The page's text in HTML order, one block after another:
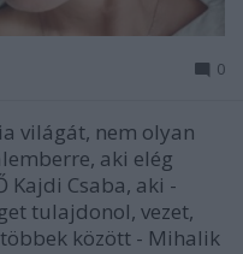
0
világát, nem olyan
aki elég
Kajdi Csaba, aki -
tulajdonol, vezet,
között - Mihalik